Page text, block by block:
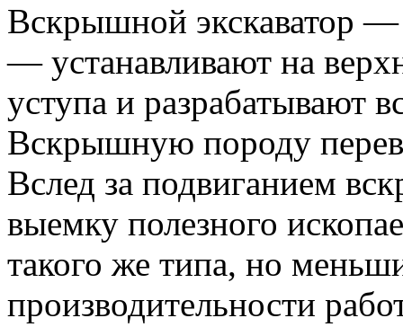
Вскрышной экскаватор
— устанавливают на
уступа и разрабатывают
Вскрышную породу
Вслед за подвиганием
выемку полезного
такого же типа, но
производительности